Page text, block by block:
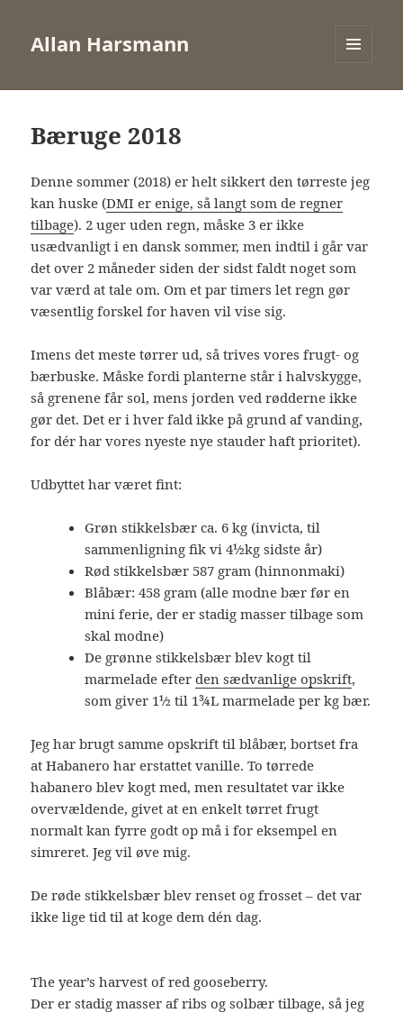
Allan Harsmann
Bæruge 2018
Denne sommer (2018) er helt sikkert den tørreste jeg
kan huske (DMI er enige, så langt som de regner
tilbage). 2 uger uden regn, måske 3 er ikke
usædvanligt i en dansk sommer, men indtil i går var
det over 2 måneder siden der sidst faldt noget som
var værd at tale om. Om et par timers let regn gør
væsentlig forskel for haven vil vise sig.
Imens det meste tørrer ud, så trives vores frugt- og
bærbuske. Måske fordi planterne står i halvskygge,
så grenene får sol, mens jorden ved rødderne ikke
gør det. Det er i hver fald ikke på grund af vanding,
for dér har vores nyeste nye stauder haft prioritet).
Udbyttet har været fint:
Grøn stikkelsbær ca. 6 kg (invicta, til
sammenligning fik vi 4½kg sidste år)
Rød stikkelsbær 587 gram (hinnonmaki)
Blåbær: 458 gram (alle modne bær før en
mini ferie, der er stadig masser tilbage som
skal modne)
De grønne stikkelsbær blev kogt til
marmelade efterden sædvanlige opskrift,
som giver 1½ til 1¾L marmelade per kg bær.
Jeg har brugt samme opskrift til blåbær, bortset fra
at Habanero har erstattet vanille. To tørrede
habanero blev kogt med, men resultatet var ikke
overvældende, givet at en enkelt tørret frugt
normalt kan fyrre godt op må i for eksempel en
simreret. Jeg vil øve mig.
De røde stikkelsbær blev renset og frosset – det var
ikke lige tid til at koge dem dén dag.
The year’s harvest of red gooseberry.
Der er stadig masser af ribs og solbær tilbage, så jeg